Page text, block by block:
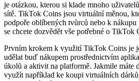
je otázkou, kterou si klade mnoho
sítě. TikTok Coins jsou virtuální měnou,
podpoře oblíbených tvůrců nebo k
se chcete dozvědět vše potřebné o TikTok
Prvním krokem k využití TikTok Coins je
udělat buď nákupem prostřednictvím
úkolů a aktivit na platformě. Jakmile máte
využít například ke koupi virtuálních